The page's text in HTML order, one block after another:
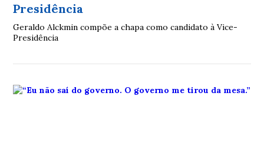
Presidência
Geraldo Alckmin compõe a chapa como candidato à Vice-
Presidência